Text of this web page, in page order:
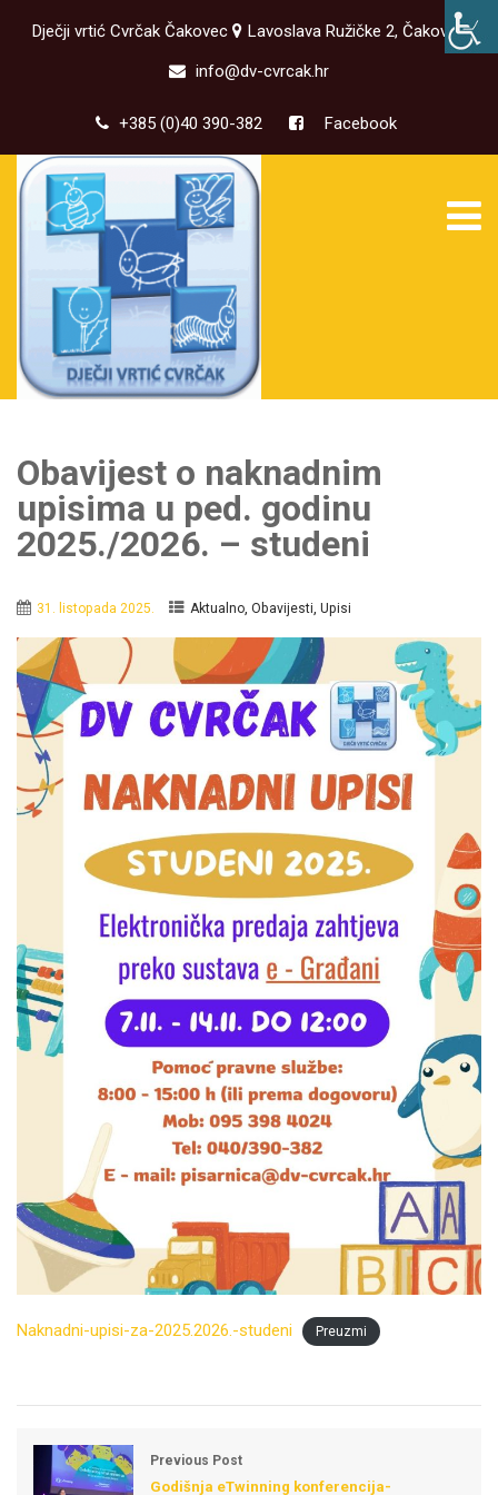
Dječji vrtić Cvrčak Čakovec
Lavoslava Ružičke 2, Čakovec
info@dv-cvrcak.hr
+385 (0)40 390-382 Facebook
Obavijest o naknadnim
upisima u ped. godinu
2025./2026. – studeni
31. listopada 2025. Aktualno Obavijesti Upisi
Naknadni-upisi-za-2025.2026.-studeni Preuzmi
Previous Post
Godišnja eTwinning konferencija-